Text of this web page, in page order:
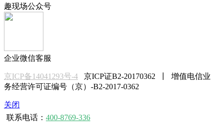
趣现场公众号
企业微信客服
京ICP备14041293号-4 京ICP证B2-20170362 丨 增值电信业
务经营许可证编号（京）-B2-2017-0362
关闭
联系电话： 400-8769-336